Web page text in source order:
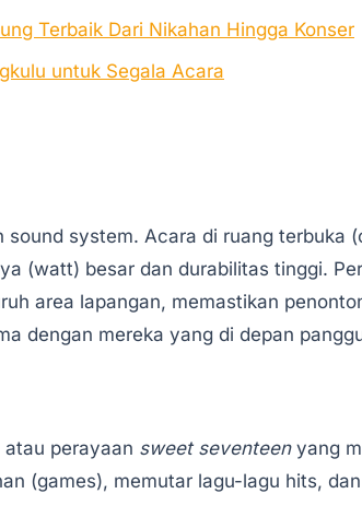
Terbaik Dari Nikahan Hingga Konser
untuk Segala Acara
system. Acara di ruang terbuka
(watt) besar dan durabilitas tinggi.
area lapangan, memastikan
dengan mereka yang di depan
perayaan sweet seventeenyang
(games), memutar lagu-lagu hits,